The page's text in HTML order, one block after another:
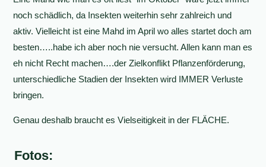
noch schädlich, da Insekten weiterhin sehr zahlreich und
aktiv. Vielleicht ist eine Mahd im April wo alles startet doch am
besten…..habe ich aber noch nie versucht. Allen kann man es
eh nicht Recht machen….der Zielkonflikt Pflanzenförderung,
unterschiedliche Stadien der Insekten wird IMMER Verluste
bringen.
Genau deshalb braucht es Vielseitigkeit in der FLÄCHE.
Fotos: